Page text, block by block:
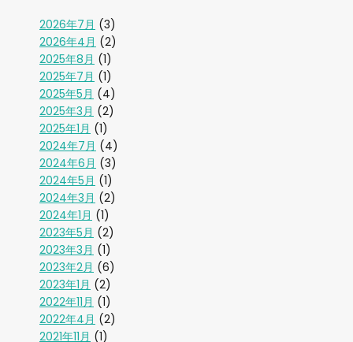
2026年7月 (3)
2026年4月 (2)
2025年8月 (1)
2025年7月 (1)
2025年5月 (4)
2025年3月 (2)
2025年1月 (1)
2024年7月 (4)
2024年6月 (3)
2024年5月 (1)
2024年3月 (2)
2024年1月 (1)
2023年5月 (2)
2023年3月 (1)
2023年2月 (6)
2023年1月 (2)
2022年11月 (1)
2022年4月 (2)
2021年11月 (1)